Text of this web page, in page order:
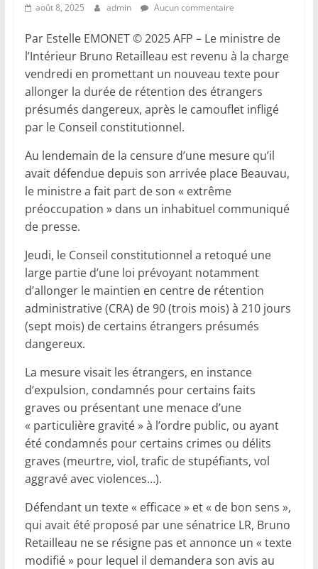
août 8, 2025 admin Aucun commentaire
Par Estelle EMONET © 2025 AFP – Le ministre de
l’Intérieur Bruno Retailleau est revenu à la charge
vendredi en promettant un nouveau texte pour
allonger la durée de rétention des étrangers
présumés dangereux, après le camouflet infligé
par le Conseil constitutionnel.
Au lendemain de la censure d’une mesure qu’il
avait défendue depuis son arrivée place Beauvau,
le ministre a fait part de son « extrême
préoccupation » dans un inhabituel communiqué
de presse.
Jeudi, le Conseil constitutionnel a retoqué une
large partie d’une loi prévoyant notamment
d’allonger le maintien en centre de rétention
administrative (CRA) de 90 (trois mois) à 210 jours
(sept mois) de certains étrangers présumés
dangereux.
La mesure visait les étrangers, en instance
d’expulsion, condamnés pour certains faits
graves ou présentant une menace d’une
« particulière gravité » à l’ordre public, ou ayant
été condamnés pour certains crimes ou délits
graves (meurtre, viol, trafic de stupéfiants, vol
aggravé avec violences…).
Défendant un texte « efficace » et « de bon sens »,
qui avait été proposé par une sénatrice LR, Bruno
Retailleau ne se résigne pas et annonce un « texte
modifié » pour lequel il demandera son avis au